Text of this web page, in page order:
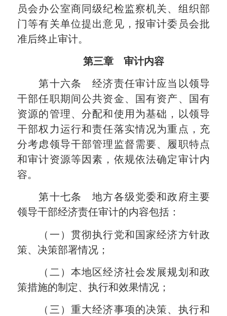
员会办公室商同级纪检监察机关、组织部
门等有关单位提出意见，报审计委员会批
准后终止审计。
第三章 审计内容
第十六条 经济责任审计应当以领导
干部任职期间公共资金、国有资产、国有
资源的管理、分配和使用为基础，以领导
干部权力运行和责任落实情况为重点，充
分考虑领导干部管理监督需要、履职特点
和审计资源等因素，依规依法确定审计内
容。
第十七条 地方各级党委和政府主要
领导干部经济责任审计的内容包括：
（一）贯彻执行党和国家经济方针政
策、决策部署情况；
（二）本地区经济社会发展规划和政
策措施的制定、执行和效果情况；
（三）重大经济事项的决策、执行和